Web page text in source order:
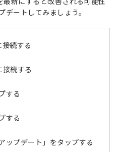
ートしてみましょう。
続する
続する
する
する
ップデート」をタップする